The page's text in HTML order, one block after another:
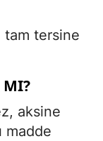
tam tersine
MI?
aksine
madde